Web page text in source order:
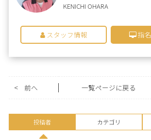
KENICHI OHARA
スタッフ情報 指
< 前へ 一覧ページに戻る
投稿者 カテゴリ